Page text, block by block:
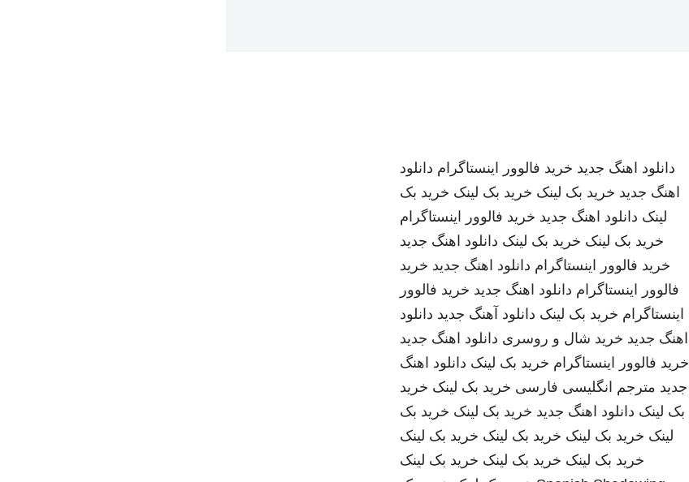
دانلود اهنگ جدید خرید فالوور اینستاگرام دانلود
اهنگ جدید خرید بک لینک خرید بک لینک خرید بک
لینک دانلود اهنگ جدید خرید فالوور اینستاگرام
خرید بک لینک خرید بک لینک دانلود اهنگ جدید
خرید فالوور اینستاگرام دانلود اهنگ جدید خرید
فالوور اینستاگرام دانلود اهنگ جدید خرید فالوور
اینستاگرام خرید بک لینک دانلود آهنگ جدید دانلود
اهنگ جدید خرید شال و روسری دانلود اهنگ جدید
خرید فالوور اینستاگرام خرید بک لینک دانلود اهنگ
جدید مترجم انگلیسی فارسی خرید بک لینک خرید
بک لینک دانلود اهنگ جدید خرید بک لینک خرید بک
لینک خرید بک لینک خرید بک لینک خرید بک لینک
خرید بک لینک خرید بک لینک خرید بک لینک